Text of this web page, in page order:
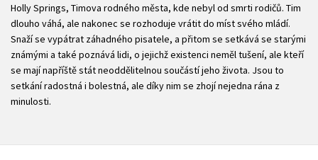
Holly Springs, Timova rodného města, kde nebyl od smrti rodičů. Tim
dlouho váhá, ale nakonec se rozhoduje vrátit do míst svého mládí.
Snaží se vypátrat záhadného pisatele, a přitom se setkává se starými
známými a také poznává lidi, o jejichž existenci neměl tušení, ale kteří
se mají napříště stát neoddělitelnou součástí jeho života. Jsou to
setkání radostná i bolestná, ale díky nim se zhojí nejedna rána z
minulosti.